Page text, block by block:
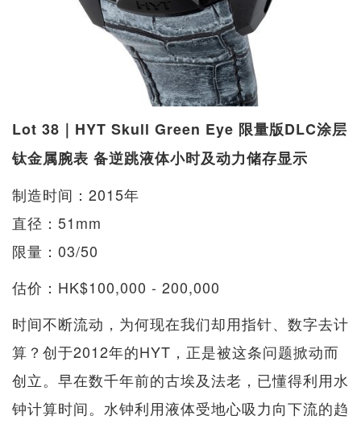
Lot 38｜HYT Skull Green Eye 限量版DLC涂层
钛金属腕表 备逆跳液体小时及动力储存显示
制造时间：2015年
直径：51mm
限量：03/50
估价：HK$100,000 - 200,000
时间不断流动，为何现在我们却用指针、数字去计
算？创于2012年的HYT，正是被这条问题掀动而
创立。早在数千年前的古埃及法老，已懂得利用水
钟计算时间。水钟利用液体受地心吸力向下流的趋